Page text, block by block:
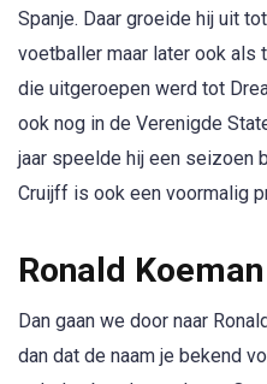
Spanje. Daar groeide hij uit
voetballer maar later ook als
die uitgeroepen werd tot
ook nog in de Verenigde
jaar speelde hij een seizoen
Cruijff is ook een voormalig
Ronald Koeman
Dan gaan we door naar
dan dat de naam je bekend